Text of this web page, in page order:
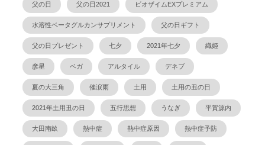
父の日 父の日2021 ビオザイムEXプレミアム
水溶性ベータグルカンサプリメント 父の日ギフト
父の日プレゼント 七夕 2021年七夕 織姫
彦星 ベガ アルタイル デネブ
夏の大三角 催涙雨 土用 土用の丑の日
2021年土用丑の日 五行思想 うなぎ 平賀源内
大田南畝 熱中症 熱中症原因 熱中症予防